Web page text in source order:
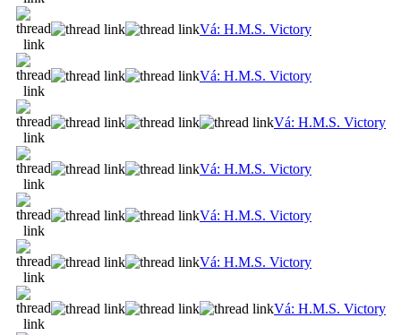
Vá: H.M.S. Victory
Vá: H.M.S. Victory
Vá: H.M.S. Victory
Vá: H.M.S. Victory
Vá: H.M.S. Victory
Vá: H.M.S. Victory
Vá: H.M.S. Victory